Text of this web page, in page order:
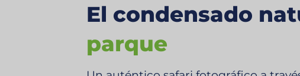
El condensado
parque